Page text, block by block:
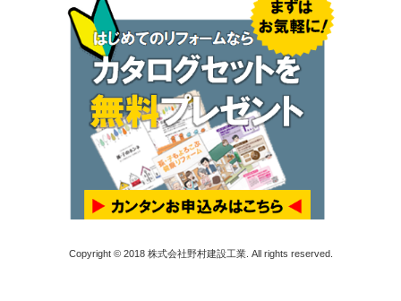
Copyright © 2018 株式会社野村建設工業. All rights reserved.